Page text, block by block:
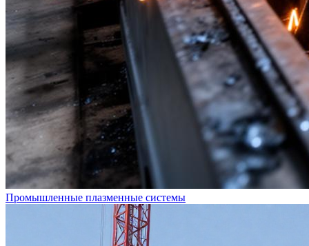
Промышленные плазменные системы